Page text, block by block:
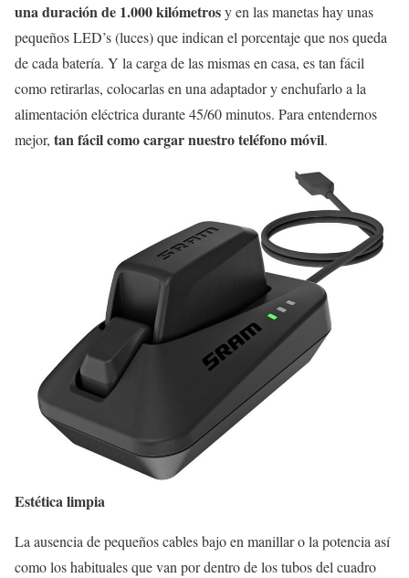
una duración de 1.000 kilómetrosy en las manetas hay unas
pequeños LED’s (luces) que indican el porcentaje que nos queda
de cada batería. Y la carga de las mismas en casa, es tan fácil
como retirarlas, colocarlas en una adaptador y enchufarlo a la
alimentación eléctrica durante 45/60 minutos. Para entendernos
mejor, tan fácil como cargar nuestro teléfono móvil.
Estética limpia
La ausencia de pequeños cables bajo en manillar o la potencia así
como los habituales que van por dentro de los tubos del cuadro